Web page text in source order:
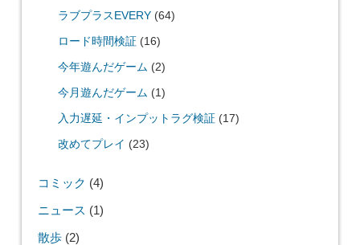
ラブプラスEVERY(64)
ロード時間検証 (16)
今年遊んだゲーム (2)
今月遊んだゲーム (1)
入力遅延・インプットラグ検証 (17)
改めてプレイ (23)
コミック (4)
ニュース (1)
散歩(2)